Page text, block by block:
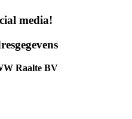
media!
Raalte BV